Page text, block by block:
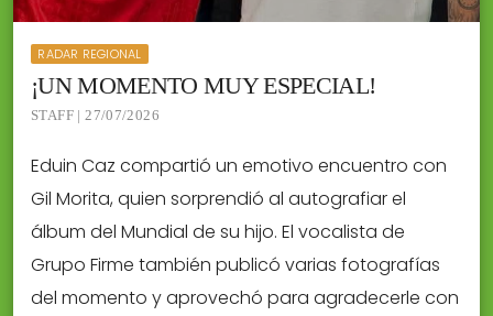
RADAR REGIONAL
¡UN MOMENTO MUY ESPECIAL!
STAFF | 27/07/2026
Eduin Caz compartió un emotivo encuentro con
Gil Morita, quien sorprendió al autografiar el
álbum del Mundial de su hijo. El vocalista de
Grupo Firme también publicó varias fotografías
del momento y aprovechó para agradecerle con